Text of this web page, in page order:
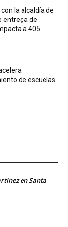
la alcaldía de
entrega de
a 405
de escuelas
en Santa